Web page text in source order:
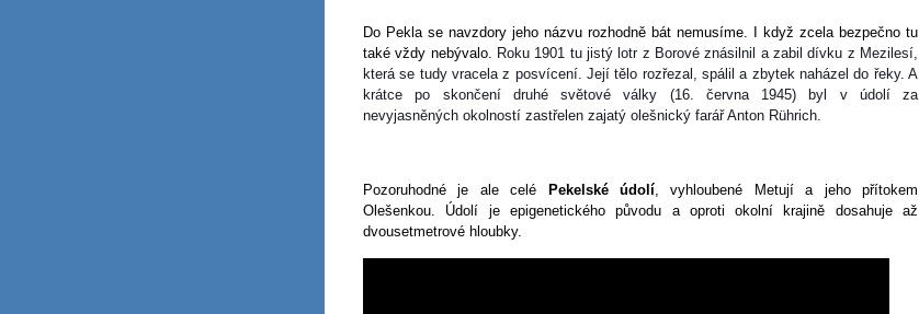
Do Pekla se navzdory jeho názvu rozhodně bát nemusíme. I když zcela bezpečno tu
také vždy nebývalo. Roku 1901 tu jistý lotr z Borové znásilnil a zabil dívku z Mezilesí,
která se tudy vracela z posvícení. Její tělo rozřezal, spálil a zbytek naházel do řeky. A
krátce po skončení druhé světové války (16. června 1945) byl v údolí za
nevyjasněných okolností zastřelen zajatý olešnický farář Anton Rührich.
Pozoruhodné je ale celé Pekelské údolí, vyhloubené Metují a jeho přítokem
Olešenkou. Údolí je epigenetického původu a oproti okolní krajině dosahuje až
dvousetmetrové hloubky.